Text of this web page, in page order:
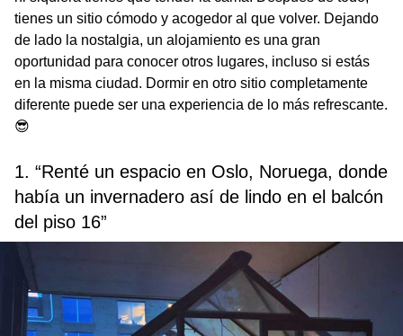
tienes un sitio cómodo y acogedor al que volver. Dejando
de lado la nostalgia, un alojamiento es una gran
oportunidad para conocer otros lugares, incluso si estás
en la misma ciudad. Dormir en otro sitio completamente
diferente puede ser una experiencia de lo más refrescante.
😎
1. “Renté un espacio en Oslo, Noruega, donde
había un invernadero así de lindo en el balcón
del piso 16”